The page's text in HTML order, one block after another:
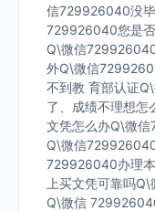
信729926040没
729926040您是
Q\微信
外Q\微信
不到教 育部认证
了、成绩不理想
文凭怎么办Q\微
Q\微信
729926040办理
上买文凭可靠吗
Q\微信